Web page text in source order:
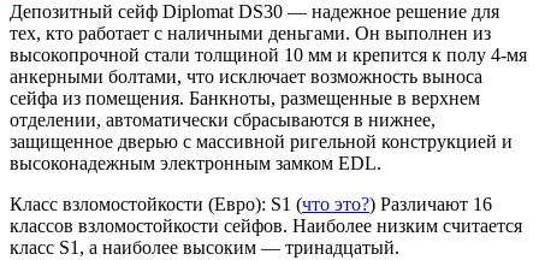
Депозитный сейф Diplomat DS30 — надежное решение для
тех, кто работает с наличными деньгами. Он выполнен из
высокопрочной стали толщиной 10 мм и крепится к полу 4-мя
анкерными болтами, что исключает возможность выноса
сейфа из помещения. Банкноты, размещенные в верхнем
отделении, автоматически сбрасываются в нижнее,
защищенное дверью с массивной ригельной конструкцией и
высоконадежным электронным замком EDL.
Класс взломостойкости (Евро): S1 (что это?) Различают 16
классов взломостойкости сейфов. Наиболее низким считается
класс S1, а наиболее высоким — тринадцатый.